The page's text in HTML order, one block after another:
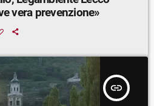
vera prevenzione»
insert_link